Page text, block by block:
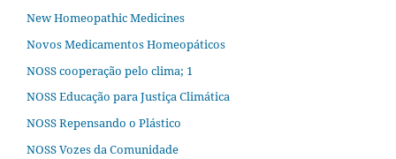
New Homeopathic Medicines
Novos Medicamentos Homeopáticos
NOSS cooperação pelo clima; 1
NOSS Educação para Justiça Climática
NOSS Repensando o Plástico
NOSS Vozes da Comunidade